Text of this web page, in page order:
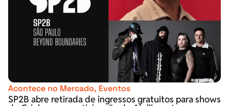
Acontece no Mercado, Eventos
SP2B abre retirada de ingressos gratuitos para shows